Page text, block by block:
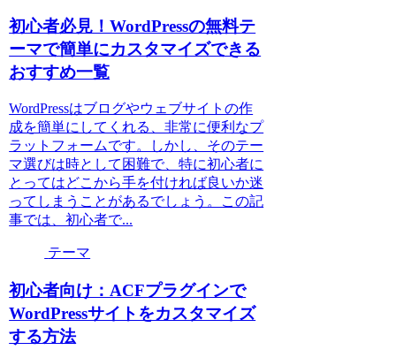
初心者必見！WordPressの無料テ
ーマで簡単にカスタマイズできる
おすすめ一覧
WordPressはブログやウェブサイトの作
成を簡単にしてくれる、非常に便利なプ
ラットフォームです。しかし、そのテー
マ選びは時として困難で、特に初心者に
とってはどこから手を付ければ良いか迷
ってしまうことがあるでしょう。この記
事では、初心者で...
テーマ
初心者向け：ACFプラグインで
WordPressサイトをカスタマイズ
する方法